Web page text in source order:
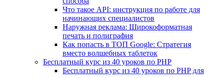
Что такое API: инструкция по работе для
начинающих специалистов
Наружная реклама: Широкоформатная
печать и полиграфия
Как попасть в ТОП Google: Стратегия
вместо волшебных таблеток
Бесплатный курс из 40 уроков по PHP
Бесплатный курс из 40 уроков по PHP для